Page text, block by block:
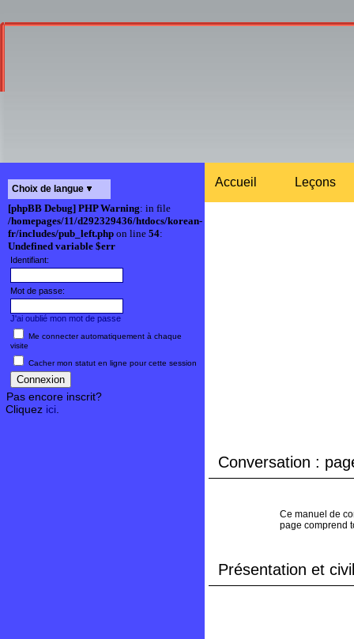
Choix de langue
[phpBB Debug] PHP Warning: in file
/homepages/11/d292329436/htdocs/korean-
fr/includes/pub_left.php on line 54:
Undefined variable $err
Identifiant:
Mot de passe:
J'ai oublié mon mot de passe
Me connecter automatiquement à chaque
visite
Cacher mon statut en ligne pour cette session
Pas encore inscrit?
Cliquez ici
Accueil Leçons
Conversation :
Ce manuel de
page comprend
Présentation et